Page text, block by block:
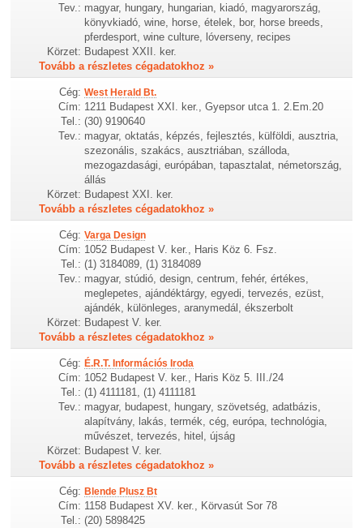
Tev.: magyar, hungary, hungarian, kiadó, magyarország,
könyvkiadó, wine, horse, ételek, bor, horse breeds,
pferdesport, wine culture, lóverseny, recipes
Körzet: Budapest XXII. ker.
Tovább a részletes cégadatokhoz »
Cég: West Herald Bt.
Cím: 1211 Budapest XXI. ker., Gyepsor utca 1. 2.Em.20
Tel.: (30) 9190640
Tev.: magyar, oktatás, képzés, fejlesztés, külföldi, ausztria,
szezonális, szakács, ausztriában, szálloda,
mezogazdasági, európában, tapasztalat, németország,
állás
Körzet: Budapest XXI. ker.
Tovább a részletes cégadatokhoz »
Cég: Varga Design
Cím: 1052 Budapest V. ker., Haris Köz 6. Fsz.
Tel.: (1) 3184089, (1) 3184089
Tev.: magyar, stúdió, design, centrum, fehér, értékes,
meglepetes, ajándéktárgy, egyedi, tervezés, ezüst,
ajándék, különleges, aranymedál, ékszerbolt
Körzet: Budapest V. ker.
Tovább a részletes cégadatokhoz »
Cég: É.R.T. Információs Iroda
Cím: 1052 Budapest V. ker., Haris Köz 5. III./24
Tel.: (1) 4111181, (1) 4111181
Tev.: magyar, budapest, hungary, szövetség, adatbázis,
alapítvány, lakás, termék, cég, európa, technológia,
művészet, tervezés, hitel, újság
Körzet: Budapest V. ker.
Tovább a részletes cégadatokhoz »
Cég: Blende Plusz Bt
Cím: 1158 Budapest XV. ker., Körvasút Sor 78
Tel.: (20) 5898425